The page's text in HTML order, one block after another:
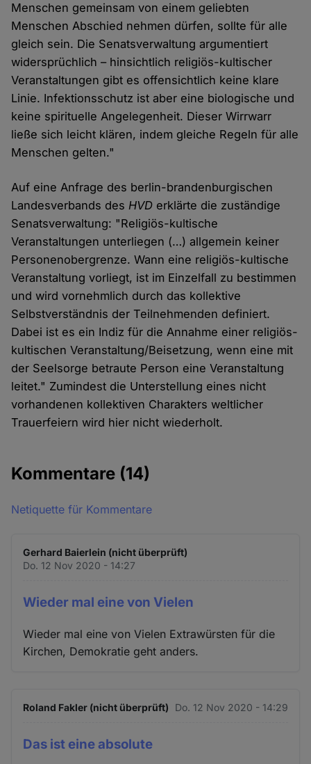
Menschen gemeinsam von einem geliebten
Menschen Abschied nehmen dürfen, sollte für alle
gleich sein. Die Senatsverwaltung argumentiert
widersprüchlich – hinsichtlich religiös-kultischer
Veranstaltungen gibt es offensichtlich keine klare
Linie. Infektionsschutz ist aber eine biologische und
keine spirituelle Angelegenheit. Dieser Wirrwarr
ließe sich leicht klären, indem gleiche Regeln für alle
Menschen gelten."
Auf eine Anfrage des berlin-brandenburgischen
Landesverbands desHVD erklärte die zuständige
Senatsverwaltung: "Religiös-kultische
Veranstaltungen unterliegen (…) allgemein keiner
Personenobergrenze. Wann eine religiös-kultische
Veranstaltung vorliegt, ist im Einzelfall zu bestimmen
und wird vornehmlich durch das kollektive
Selbstverständnis der Teilnehmenden definiert.
Dabei ist es ein Indiz für die Annahme einer religiös-
kultischen Veranstaltung/Beisetzung, wenn eine mit
der Seelsorge betraute Person eine Veranstaltung
leitet." Zumindest die Unterstellung eines nicht
vorhandenen kollektiven Charakters weltlicher
Trauerfeiern wird hier nicht wiederholt.
Kommentare (14)
Netiquette für Kommentare
Gerhard Baierlein (nicht überprüft)
Do. 12 Nov 2020 - 14:27
Wieder mal eine von Vielen
Wieder mal eine von Vielen Extrawürsten für die
Kirchen, Demokratie geht anders.
Roland Fakler (nicht überprüft) Do. 12 Nov 2020 - 14:29
Das ist eine absolute